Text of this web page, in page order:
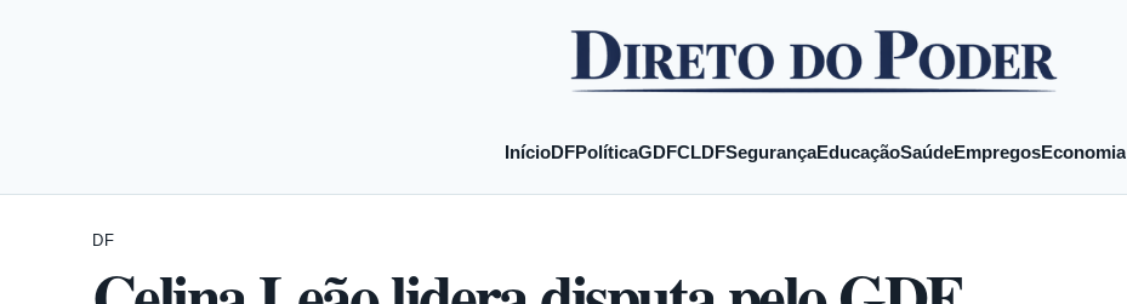
InícioDFPolíticaGDFCLDFSegurançaEducaçãoSaúdeEmpregosEconomia
DF